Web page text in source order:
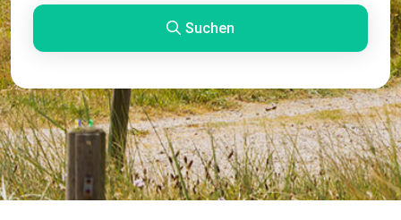
Suchen